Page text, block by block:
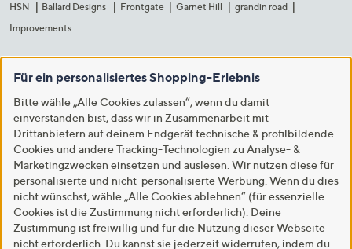
HSN
Ballard Designs Frontgate Garnet Hill
grandin road
Improvements
Für ein personalisiertes Shopping-Erlebnis
Bitte wähle „Alle Cookies zulassen“, wenn du damit
einverstanden bist, dass wir in Zusammenarbeit mit
Drittanbietern auf deinem Endgerät technische & profilbildende
Cookies und andere Tracking-Technologien zu Analyse- &
Marketingzwecken einsetzen und auslesen. Wir nutzen diese für
personalisierte und nicht-personalisierte Werbung. Wenn du dies
nicht wünschst, wähle „Alle Cookies ablehnen“ (für essenzielle
Cookies ist die Zustimmung nicht erforderlich). Deine
Zustimmung ist freiwillig und für die Nutzung dieser Webseite
nicht erforderlich. Du kannst sie jederzeit widerrufen, indem du